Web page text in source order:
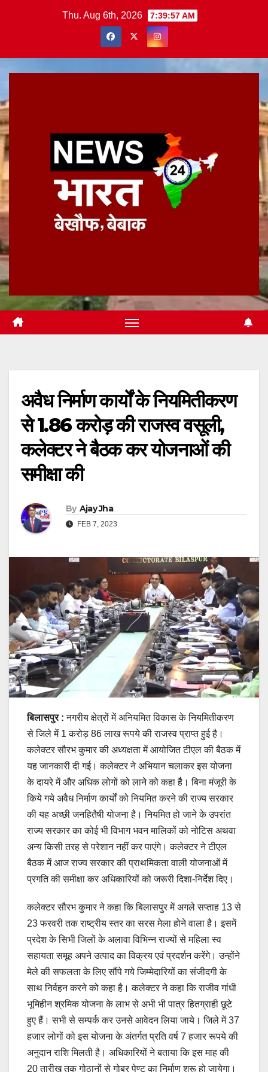
Thu. Aug 6th, 2026 7:39:58 AM
अवैध निर्माण कार्यों के नियमितीकरण
से 1.86 करोड़ की राजस्व वसूली,
कलेक्टर ने बैठक कर योजनाओं की
समीक्षा की
By Ajay Jha
FEB 7, 2023
बिलासपुर :नगरीय क्षेत्रों में अनियमित विकास के नियमितीकरण
से जिले में 1 करोड़ 86 लाख रूपये की राजस्व प्राप्त हुई है।
कलेक्टर सौरभ कुमार की अध्यक्षता में आयोजित टीएल की बैठक में
यह जानकारी दी गई। कलेक्टर ने अभियान चलाकर इस योजना
के दायरे में और अधिक लोगों को लाने को कहा हैै। बिना मंजूरी के
किये गये अवैध निर्माण कार्यों को नियमित करने की राज्य सरकार
की यह अच्छी जनहितैषी योजना है। नियमित हो जाने के उपरांत
राज्य सरकार का कोई भी विभाग भवन मालिकों को नोटिस अथवा
अन्य किसी तरह से परेशान नहीं कर पाएंगे। कलेक्टर ने टीएल
बैठक में आज राज्य सरकार की प्राथमिकता वाली योजनाओं में
प्रगति की समीक्षा कर अधिकारियों को जरूरी दिशा-निर्देश दिए।
कलेक्टर सौरभ कुमार ने कहा कि बिलासपुर में अगले सप्ताह 13 से
23 फरवरी तक राष्ट्रीय स्तर का सरस मेला होने वाला है। इसमें
प्रदेश के सिभी जिलों के अलावा विभिन्न राज्यों से महिला स्व
सहायता समूह अपने उत्पाद का विक्रय एवं प्रदर्शन करेंगे। उन्होंने
मेले की सफलता के लिए सौंपे गये जिम्मेदारियों का संजीदगी के
साथ निर्वहन करने को कहा है। कलेक्टर ने कहा कि राजीव गांधी
भूमिहीन श्रमिक योजना के लाभ से अभी भी पात्र हितग्राही छूटे
हुए हैं। सभी से सम्पर्क कर उनसे आवेदन लिया जाये। जिले में 37
हजार लोगों को इस योजना के अंतर्गत प्रति वर्ष 7 हजार रूपये की
अनुदान राशि मिलती है। अधिकारियों ने बताया कि इस माह की
20 तारीख तक गोठानों से गोबर पेण्ट का निर्माण शुरू हो जायेगा।